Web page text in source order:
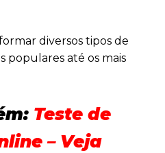
diversos tipos de
populares até os mais
Teste de
– Veja